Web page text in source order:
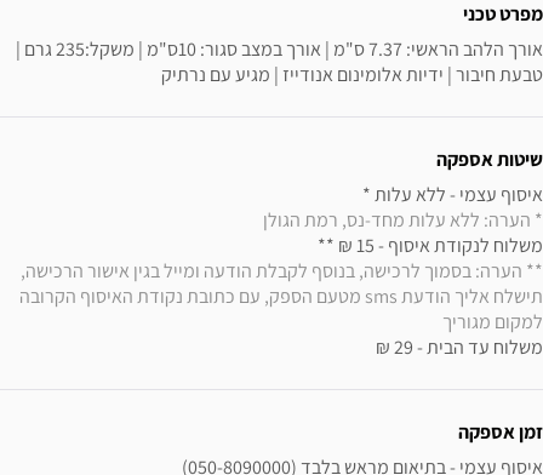
מפרט טכני
טבעת חיבור | ידיות אלומינום אנודייז | מגיע עם נרתיק
שיטות אספקה
איסוף עצמי - ללא עלות *
* הערה: ללא עלות מחד-נס, רמת הגולן
משלוח לנקודת איסוף - 15 ₪ **
למקום מגוריך
משלוח עד הבית - 29 ₪
זמן אספקה